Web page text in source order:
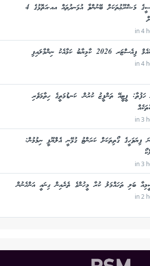
އާރްޑީސީގެ މަޝްރޫޢުތަކަށް ބޭނުންވާ އުޅަނދުތައް އއ.އަތޮޅުގެ 4
in 4
2026 ކާމިޔާބު ކަމާއެކު ނިންމާލައިފި
in 4
ހަފުތާ: ޕީޓީއޭ ތަންފީޒު ކުރުން، ކަނޑުމަތީގެ ހިތާމަވެރި
in 3
ފިޔަވަހީގެ ގޯތިތަކަށް ކަރަންޓު ގުޅޭނީ އެލްޔޫޕީ ނިމުމުން:
in 3
ބަލި ތަހައްމަލު ކުރާ މީހުންގެ ތެރެއިން ގިނައީ އަންހެނުން
in 2